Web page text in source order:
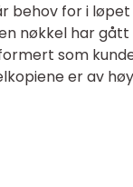
behov for i
nøkkel har
som
er av